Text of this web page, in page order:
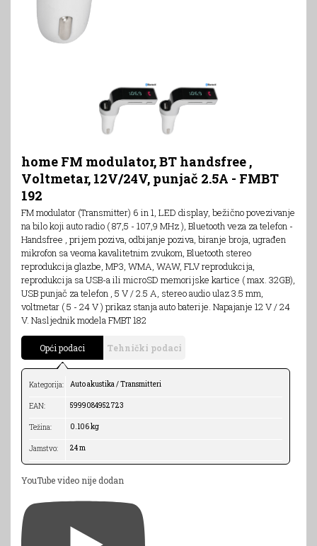
home FM modulator, BT handsfree ,
Voltmetar, 12V/24V, punjač 2.5A - FMBT
192
FM modulator (Transmitter) 6 in 1, LED display, bežično povezivanje
na bilo koji auto radio ( 87,5 - 107,9 MHz ), Bluetooth veza za telefon -
Handsfree , prijem poziva, odbijanje poziva, biranje broja, ugrađen
mikrofon sa veoma kavalitetnim zvukom, Bluetooth stereo
reprodukcija glazbe, MP3, WMA, WAW, FLV reprodukcija,
reprodukcija sa USB-a ili microSD memorijske kartice ( max. 32GB),
USB punjač za telefon , 5 V / 2.5 A, stereo audio ulaz 3.5 mm,
voltmetar ( 5 - 24 V ) prikaz stanja auto baterije. Napajanje 12 V / 24
V. Nasljednik modela FMBT 182
Opći podaci Tehnički podaci
Kategorija: Auto akustika / Transmitteri
EAN: 5999084952723
Težina: 0.106 kg
Jamstvo: 24 m
YouTube video nije dodan